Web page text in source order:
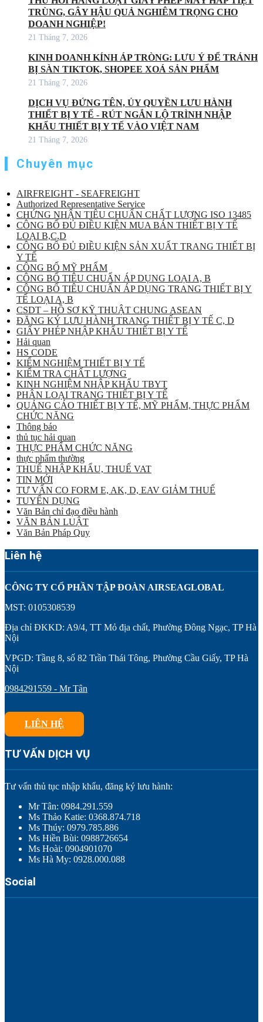
TRÙNG, GÂY HẬU QUẢ NGHIÊM TRỌNG CHO
DOANH NGHIỆP!
21 Tháng 7, 2026
KINH DOANH KÍNH ÁP TRÒNG: LƯU Ý ĐỂ TRÁNH
BỊ SÀN TIKTOK, SHOPEE XOÁ SẢN PHẨM
21 Tháng 7, 2026
DỊCH VỤ ĐỨNG TÊN, ỦY QUYỀN LƯU HÀNH
THIẾT BỊ Y TẾ - RÚT NGẮN LỘ TRÌNH NHẬP
KHẨU THIẾT BỊ Y TẾ VÀO VIỆT NAM
21 Tháng 7, 2026
Chuyên mục
AIRFREIGHT - SEAFREIGHT
Authorized Representative Service
CHỨNG NHẬN TIÊU CHUẨN CHẤT LƯỢNG ISO 13485
CÔNG BỐ ĐỦ ĐIỀU KIỆN MUA BÁN THIẾT BỊ Y TẾ
LOẠI B,C,D
CÔNG BỐ ĐỦ ĐIỀU KIỆN SẢN XUẤT TRANG THIẾT BỊ
Y TẾ
CÔNG BỐ MỸ PHẨM
CÔNG BỐ TIÊU CHUẨN ÁP DỤNG LOẠI A, B
CÔNG BỐ TIÊU CHUẨN ÁP DỤNG TRANG THIẾT BỊ Y
TẾ LOẠI A, B
CSDT – HỒ SƠ KỸ THUẬT CHUNG ASEAN
ĐĂNG KÝ LƯU HÀNH TRANG THIẾT BỊ Y TẾ C, D
GIẤY PHÉP NHẬP KHẨU THIẾT BỊ Y TẾ
Hải quan
HS CODE
KIỂM NGHIỆM THIẾT BỊ Y TẾ
KIỂM TRA CHẤT LƯỢNG
KINH NGHIỆM NHẬP KHẨU TBYT
PHÂN LOẠI TRANG THIẾT BỊ Y TẾ
QUẢNG CÁO THIẾT BỊ Y TẾ, MỸ PHẨM, THỰC PHẨM
CHỨC NĂNG
Thông báo
thủ tục hải quan
THỰC PHẨM CHỨC NĂNG
thực phẩm thường
THUẾ NHẬP KHẨU, THUẾ VAT
TIN MỚI
TƯ VẤN CO FORM E, AK, D, EAV GIẢM THUẾ
TUYỂN DỤNG
Văn Bản chỉ đạo điều hành
VĂN BẢN LUẬT
Văn Bản Pháp Quy
Liên hệ
CÔNG TY CỔ PHẦN TẬP ĐOÀN AIRSEAGLOBAL
MST: 0105308539
Địa chỉ ĐKKD: A9/4, TT Mỏ địa chất, Phường Đông Ngạc, TP Hà
Nội
VPGD: Tầng 8, số 82 Trần Thái Tông, Phường Cầu Giấy, TP Hà
Nội
0984291559 - Mr Tân
LIÊN HỆ
TƯ VẤN DỊCH VỤ
Tư vấn thủ tục nhập khẩu, đăng ký lưu hành:
Mr Tân: 0984.291.559
Ms Thảo Katie: 0368.874.718
Ms Thúy: 0979.785.886
Ms Hiền Bùi: 0988726654
Ms Hoài: 0904901070
Ms Hà My: 0928.000.088
Social